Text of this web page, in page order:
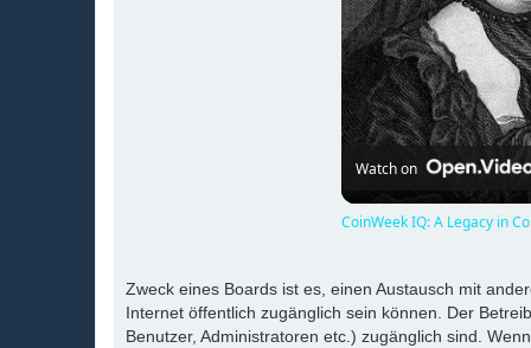
Watch on
CoinWeek IQ: A Legacy in
Zweck eines Boards ist es, einen Austausch mit
Internet öffentlich zugänglich sein können. Der
Benutzer, Administratoren etc.) zugänglich sind.